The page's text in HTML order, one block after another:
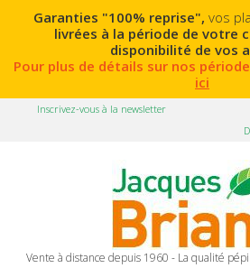
Garanties "100% reprise", vos
livrées à la période de votre
disponibilité de vos
Pour plus de détails sur nos
ici
Inscrivez-vous à la newsletter
Vente à distance depuis 1960 - La qualité